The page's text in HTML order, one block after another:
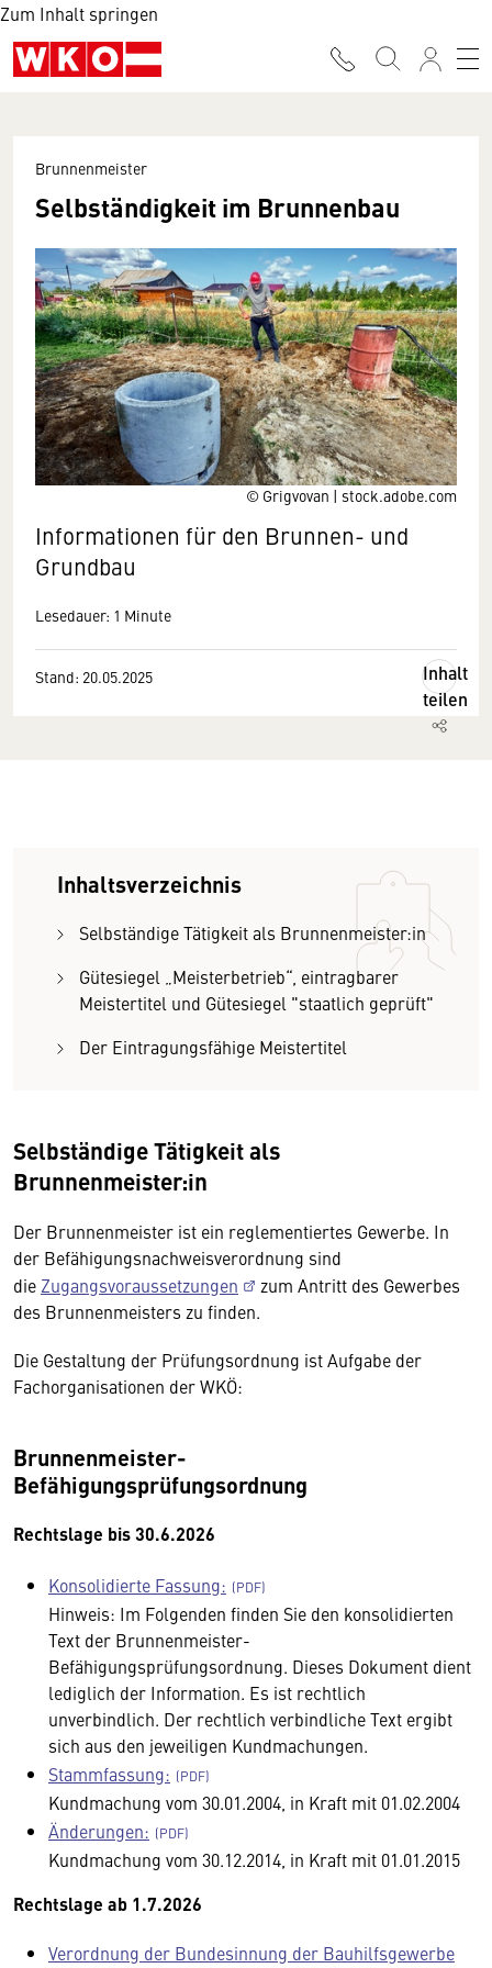
Zum Inhalt springen
© Grigvovan | stock.adobe.com
Brunnenmeister
Selbständigkeit im Brunnenbau
Informationen für den Brunnen- und
Grundbau
Lesedauer: 1 Minute
Stand: 20.05.2025
Inhalt
teilen
Inhaltsverzeichnis
Selbständige Tätigkeit als Brunnenmeister:in
Gütesiegel „Meisterbetrieb“, eintragbarer
Meistertitel und Gütesiegel "staatlich geprüft"
Der Eintragungsfähige Meistertitel
Selbständige Tätigkeit als
Brunnenmeister:in
Der Brunnenmeister ist ein reglementiertes Gewerbe. In
der Befähigungsnachweisverordnung sind
die Zugangsvoraussetzungen
zum Antritt des Gewerbes
des Brunnenmeisters zu finden.
Die Gestaltung der Prüfungsordnung ist Aufgabe der
Fachorganisationen der WKÖ:
Brunnenmeister-
Befähigungsprüfungsordnung
Rechtslage bis 30.6.2026
Konsolidierte Fassung:
Hinweis: Im Folgenden finden Sie den konsolidierten
Text der Brunnenmeister-
Befähigungsprüfungsordnung. Dieses Dokument dient
lediglich der Information. Es ist rechtlich
unverbindlich. Der rechtlich verbindliche Text ergibt
sich aus den jeweiligen Kundmachungen.
Stammfassung:
Kundmachung vom 30.01.2004, in Kraft mit 01.02.2004
Änderungen:
Kundmachung vom 30.12.2014, in Kraft mit 01.01.2015
Rechtslage ab 1.7.2026
Verordnung der Bundesinnung der Bauhilfsgewerbe